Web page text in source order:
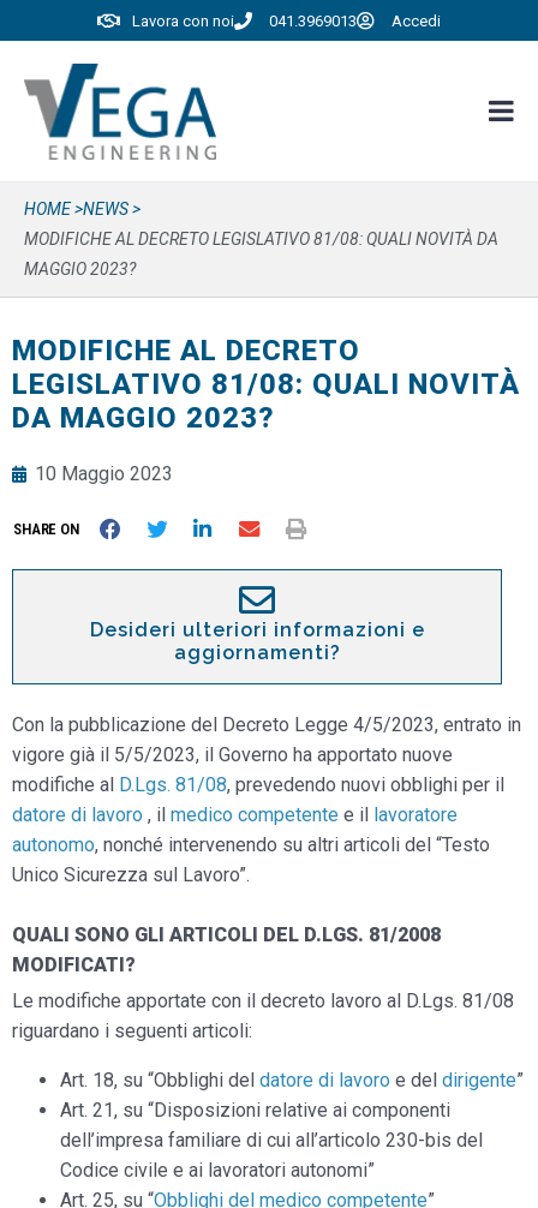
Lavora con noi 041.3969013 Accedi
HOME >NEWS >
MODIFICHE AL DECRETO LEGISLATIVO 81/08: QUALI NOVITÀ DA
MAGGIO 2023?
MODIFICHE AL DECRETO
LEGISLATIVO 81/08: QUALI NOVITÀ
DA MAGGIO 2023?
10 Maggio 2023
SHARE ON
Desideri ulteriori informazioni e
aggiornamenti?
Con la pubblicazione del Decreto Legge 4/5/2023, entrato in
vigore già il 5/5/2023, il Governo ha apportato nuove
modifiche al D.Lgs. 81/08, prevedendo nuovi obblighi per il
datore di lavoro , il medico competente e il lavoratore
autonomo, nonché intervenendo su altri articoli del “Testo
Unico Sicurezza sul Lavoro”.
QUALI SONO GLI ARTICOLI DEL D.LGS. 81/2008
MODIFICATI?
Le modifiche apportate con il decreto lavoro al D.Lgs. 81/08
riguardano i seguenti articoli:
Art. 18, su “Obblighi del datore di lavoro e del dirigente”
Art. 21, su “Disposizioni relative ai componenti
dell’impresa familiare di cui all’articolo 230-bis del
Codice civile e ai lavoratori autonomi”
Art. 25, su “Obblighi del medico competente”